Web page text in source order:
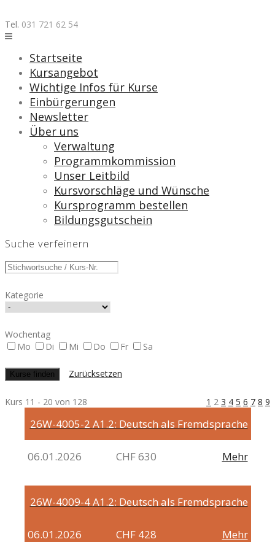
to
content
Tel. 031 721 62 54
Startseite
Kursangebot
Wichtige Infos für Kurse
Einbürgerungen
Newsletter
Über uns
Verwaltung
Programmkommission
Unser Leitbild
Kursvorschläge und Wünsche
Kursprogramm bestellen
Bildungsgutschein
Suche verfeinern
Kategorie
Wochentag
Mo
Di Mi Do Fr Sa
Zurücksetzen
Kurs 11 - 20 von 128 1 2 3 4 5 6 7 8 9
26W-4005-2 A1.2: Deutsch als Fremdsprache
06.01.2026 CHF 630 Mehr
26W-4009-4A1.2: Deutsch als Fremdsprache
06.01.2026 CHF 428 Mehr